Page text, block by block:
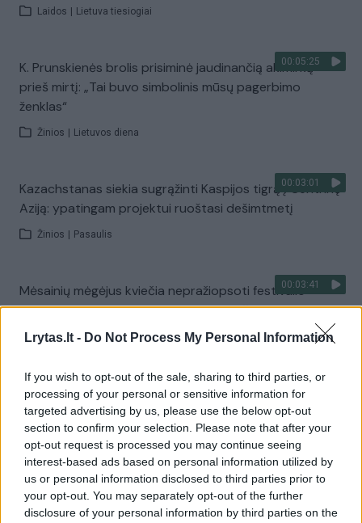
Lrytas.lt - Do Not Process My Personal Information
If you wish to opt-out of the sale, sharing to third parties, or
processing of your personal or sensitive information for
targeted advertising by us, please use the below opt-out
section to confirm your selection. Please note that after your
opt-out request is processed you may continue seeing
interest-based ads based on personal information utilized by
us or personal information disclosed to third parties prior to
your opt-out. You may separately opt-out of the further
disclosure of your personal information by third parties on the
Laidos Lietuva tiesiogiai
00:05:25
K. Prunskienės brolis prisiminė jaudinančią akimirką
prieš mirtį: „Tai buvo simbolinis mūsų pagerbimo
ženklas“
Žinios Lietuvos diena
00:03:01
Kazachstanas siekia sugrąžinti Kaspijos tigrą į Centrinę
Aziją: ypatingam projektui ruoštasi dešimtmetį
Žinios Pasaulis
00:03:41
Mėsainių mėgėjus kviečia nepražiopsoti festivalio
Vilniuje: atskleidė populiariausią paruošimo būdą
Žinios | Lietuvos diena
Visi įrašai
Žiūrimiausi įrašai
00:00:49